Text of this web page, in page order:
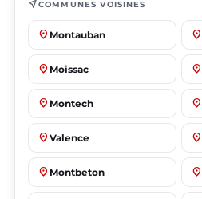
near_meCOMMUNES VOISINES
place Montauban place
place Moissac place
place Montech place
place Valence place
place Montbeton place